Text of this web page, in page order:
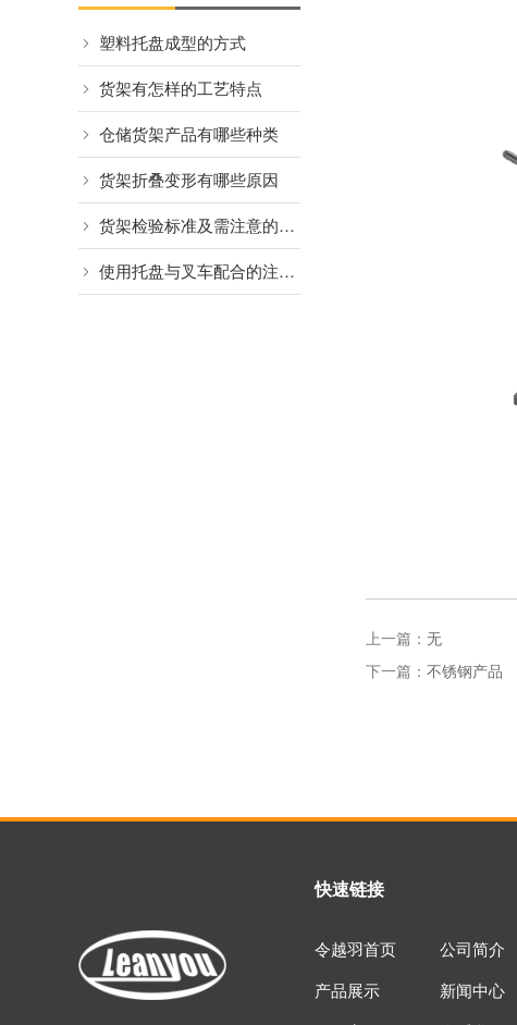
塑料托盘成型的方式
货架有怎样的工艺特点
仓储货架产品有哪些种类
货架折叠变形有哪些原因
货架检验标准及需注意的细节
使用托盘与叉车配合的注意事项
上一篇： 无
下一篇： 不锈钢产品
快速链接
令越羽首页
公司简介
产品展示
新闻中心